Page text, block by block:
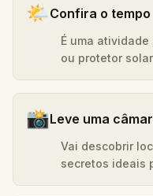
🌤️Confira o tempo
É uma
ou protetor
📸Leve uma
Vai descobrir
secretos ideais